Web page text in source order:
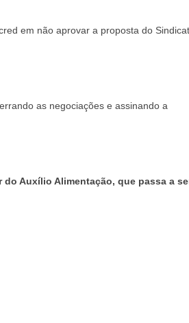
em não aprovar a proposta do
as negociações e assinando a
Auxílio Alimentação, que passa a